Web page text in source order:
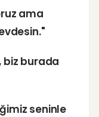
ama
biz burada
seninle